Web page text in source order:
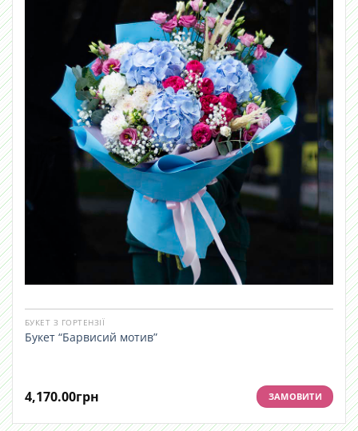
БУКЕТ З ГОРТЕНЗІЇ
Букет “Барвисий мотив”
4,170.00грн ЗАМОВИТИ